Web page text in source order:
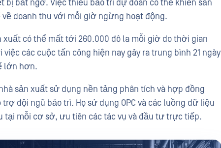
bị bất ngờ. Việc thiếu bảo trì dự đoán có thể khiến sản
doanh thu với mỗi giờ ngừng hoạt động.
xuất có thể mất tới 260.000 đô la mỗi giờ do thời gian
các cuộc tấn công hiện nay gây ra trung bình 21 ngày
lớn hơn.
sản xuất sử dụng nền tảng phân tích và hợp đồng
đội ngũ bảo trì. Họ sử dụng OPC và các luồng dữ liệu
tại mỗi cơ sở, ưu tiên các tác vụ và đầu tư trực tiếp.